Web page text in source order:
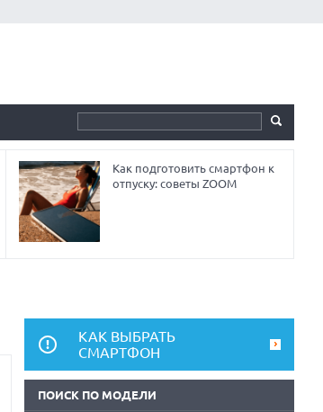
Как подготовить смартфон к
отпуску: советы ZOOM
КАК ВЫБРАТЬ
СМАРТФОН
ПОИСК ПО МОДЕЛИ